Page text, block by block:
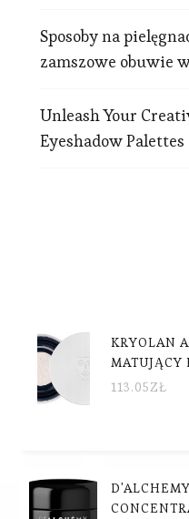
Sposoby na
zamszowe obuwie
Unleash Your
Eyeshadow Palettes
KRYOLAN
MATUJĄCY
113.05ZŁ